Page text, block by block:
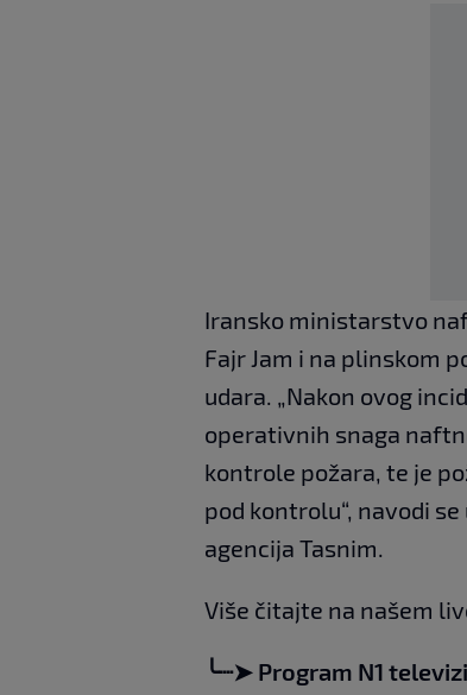
Iransko ministarstvo
Fajr Jam i na plinskom
udara. „Nakon ovog
operativnih snaga
kontrole požara, te je
pod kontrolu“, navodi
agencija Tasnim.
Više čitajte na našem
╰┈➤ Program N1